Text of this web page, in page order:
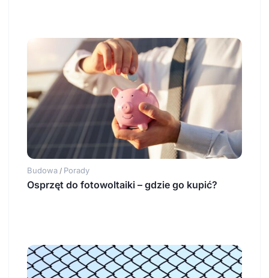
Budowa / Porady
Osprzęt do fotowoltaiki – gdzie go kupić?